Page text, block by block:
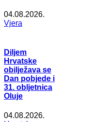
04.08.2026.
Vjera
Diljem
Hrvatske
obilježava se
Dan pobjede i
31. obljetnica
Oluje
04.08.2026.